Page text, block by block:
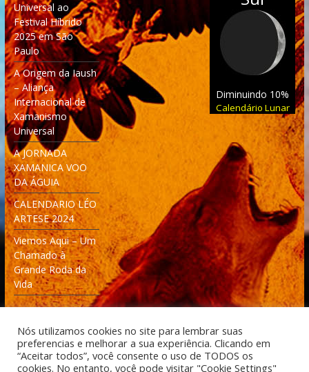
Universal ao
Festival Híbrido
2025 em São
Paulo
A Origem da Iaush
– Aliança
Internacional de
Xamanismo
Universal
A JORNADA
XAMANICA VOO
DA ÁGUIA
CALENDARIO LÉO
ARTESE 2024
Viemos Aqui – Um
Chamado à
Grande Roda da
Vida
Diminuindo 10%
Calendário Lunar
Nós utilizamos cookies no site para lembrar suas
preferencias e melhorar a sua experiência. Clicando em
“Aceitar todos”, você consente o uso de TODOS os
cookies. No entanto, você pode visitar "Cookie Settings"